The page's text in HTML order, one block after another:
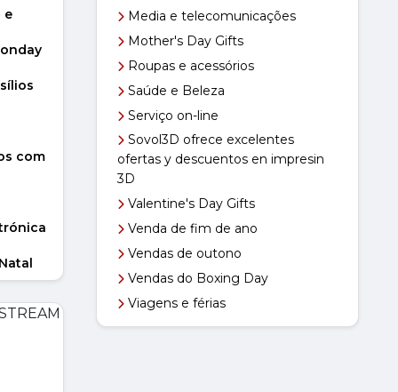
on-
de
e
e
com
Media e telecomunicações
Mother's Day Gifts
Roupas e acessórios
Saúde e Beleza
Serviço on-line
Sovol3D ofrece excelentes
ofertas y descuentos en impresin
3D
Valentine's Day Gifts
Venda de fim de ano
Vendas de outono
Vendas do Boxing Day
Viagens e férias